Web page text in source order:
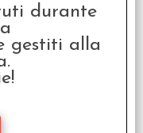
di Marine Cazaux.
durante
gestiti alla